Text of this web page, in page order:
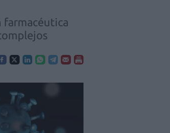
farmacéutica